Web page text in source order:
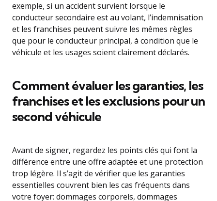
exemple, si un accident survient lorsque le
conducteur secondaire est au volant, l’indemnisation
et les franchises peuvent suivre les mêmes règles
que pour le conducteur principal, à condition que le
véhicule et les usages soient clairement déclarés.
Comment évaluer les garanties, les
franchises et les exclusions pour un
second véhicule
Avant de signer, regardez les points clés qui font la
différence entre une offre adaptée et une protection
trop légère. Il s’agit de vérifier que les garanties
essentielles couvrent bien les cas fréquents dans
votre foyer: dommages corporels, dommages